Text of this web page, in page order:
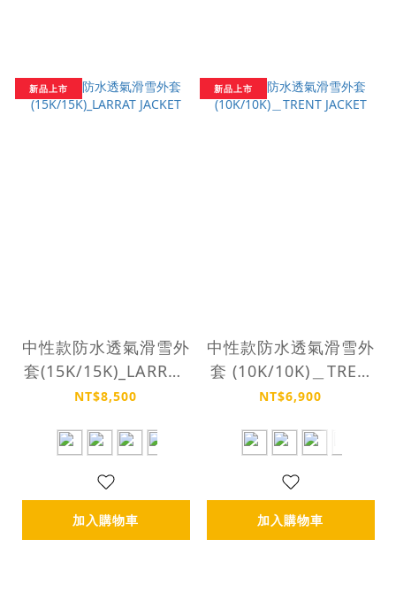
新品上市
中性款防水透氣滑雪外
套(15K/15K)_LARRAT
JACKET
NT$8,500
加入購物車
新品上市
中性款防水透氣滑雪外
套 (10K/10K)＿TREN
T JACKET
NT$6,900
加入購物車